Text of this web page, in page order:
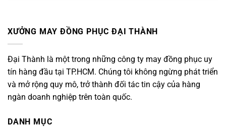
XƯỞNG MAY ĐỒNG PHỤC ĐẠI THÀNH
Đại Thành là một trong những công ty may đồng phục uy
tín hàng đầu tại TP.HCM. Chúng tôi không ngừng phát triển
và mở rộng quy mô, trở thành đối tác tin cậy của hàng
ngàn doanh nghiệp trên toàn quốc.
DANH MỤC